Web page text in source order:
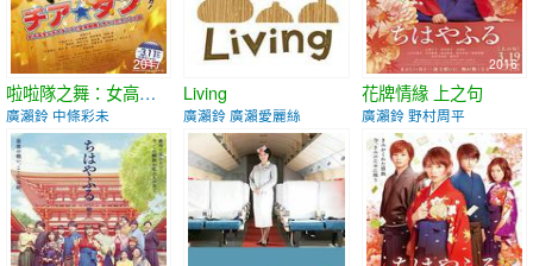
2017
啦啦隊之舞：女高中生用啦啦隊舞蹈征服全美的真實故事
廣瀨鈴 中條彩未
2020
Living
廣瀨鈴 廣瀨愛麗絲
2016
花牌情緣 上之句
廣瀨鈴 野村周平